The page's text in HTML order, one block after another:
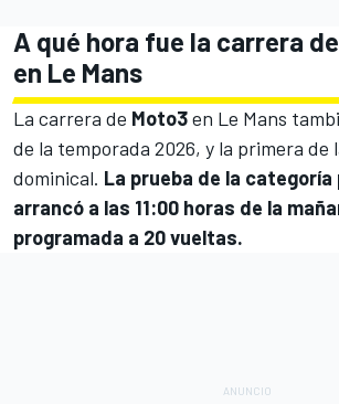
A qué hora fue la carrera
en Le Mans
La carrera de Moto3en Le Mans
de la temporada 2026, y la primera de
dominical. La prueba de la categoría
arrancó a las 11:00 horas de la
programada a 20 vueltas.